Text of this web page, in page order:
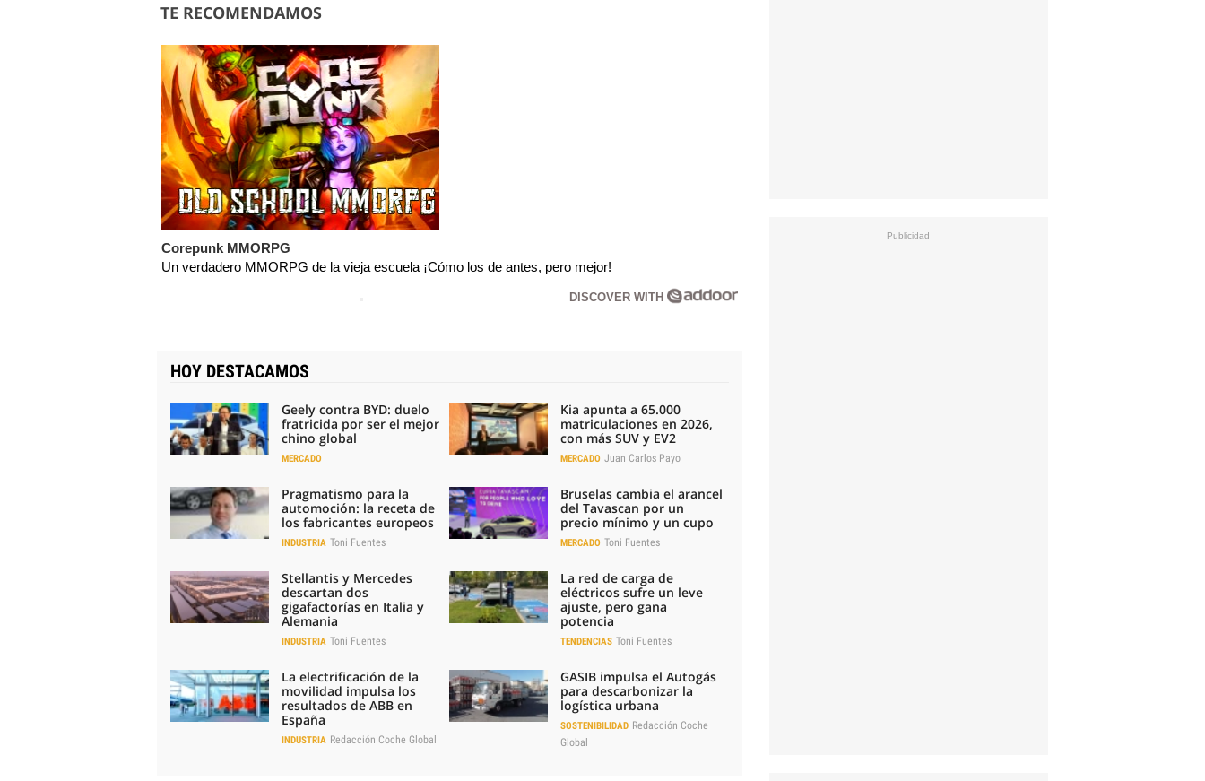
TE RECOMENDAMOS
Corepunk MMORPG
Un verdadero MMORPG de la vieja escuela ¡Cómo los de antes, pero mejor!
DISCOVER WITH
HOY DESTACAMOS
Geely contra BYD: duelo
fratricida por ser el mejor
chino global
MERCADO
Kia apunta a 65.000
matriculaciones en 2026,
con más SUV y EV2
MERCADO Juan Carlos Payo
Pragmatismo para la
automoción: la receta de
los fabricantes europeos
INDUSTRIA Toni Fuentes
Bruselas cambia el arancel
del Tavascan por un
precio mínimo y un cupo
MERCADO Toni Fuentes
Stellantis y Mercedes
descartan dos
gigafactorías en Italia y
Alemania
INDUSTRIA Toni Fuentes
La red de carga de
eléctricos sufre un leve
ajuste, pero gana
potencia
TENDENCIAS Toni Fuentes
La electrificación de la
movilidad impulsa los
resultados de ABB en
España
INDUSTRIA Redacción Coche Global
GASIB impulsa el Autogás
para descarbonizar la
logística urbana
SOSTENIBILIDAD Redacción Coche
Global